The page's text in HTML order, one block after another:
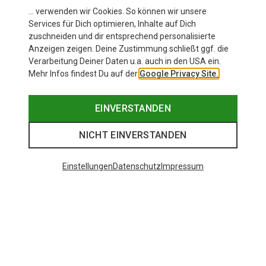
… verwenden wir Cookies. So können wir unsere
Services für Dich optimieren, Inhalte auf Dich
zuschneiden und dir entsprechend personalisierte
Anzeigen zeigen. Deine Zustimmung schließt ggf. die
Verarbeitung Deiner Daten u.a. auch in den USA ein.
Mehr Infos findest Du auf der Google Privacy Site.
EINVERSTANDEN
NICHT EINVERSTANDEN
EinstellungenDatenschutz Impressum